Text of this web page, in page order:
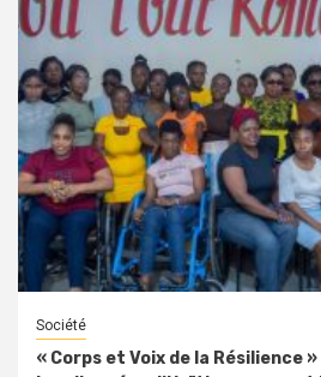
Société
« Corps et Voix de la Résilience